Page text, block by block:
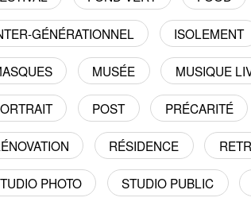
GÉNÉRATIONNEL ISOLEMENT
MUSÉE MUSIQUE
POST PRÉCARITÉ
RÉSIDENCE
PHOTO STUDIO PUBLIC